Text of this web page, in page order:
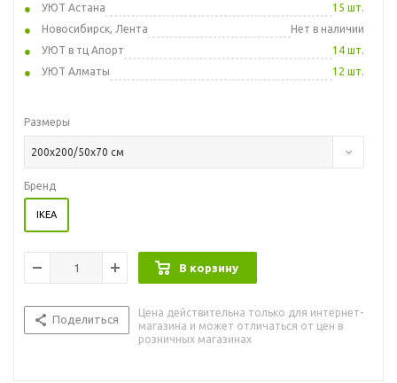
УЮТ Астана
15 шт.
Новосибирск, Лента
Нет в наличии
УЮТ в тц Апорт
14 шт.
УЮТ Алматы
12 шт.
Размеры
200x200/50x70 см
Бренд
IKEA
В корзину
Поделиться
Цена действительна только для интернет-
магазина и может отличаться от цен в
розничных магазинах